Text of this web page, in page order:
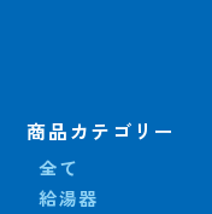
商品カテゴリー
全て
給湯器